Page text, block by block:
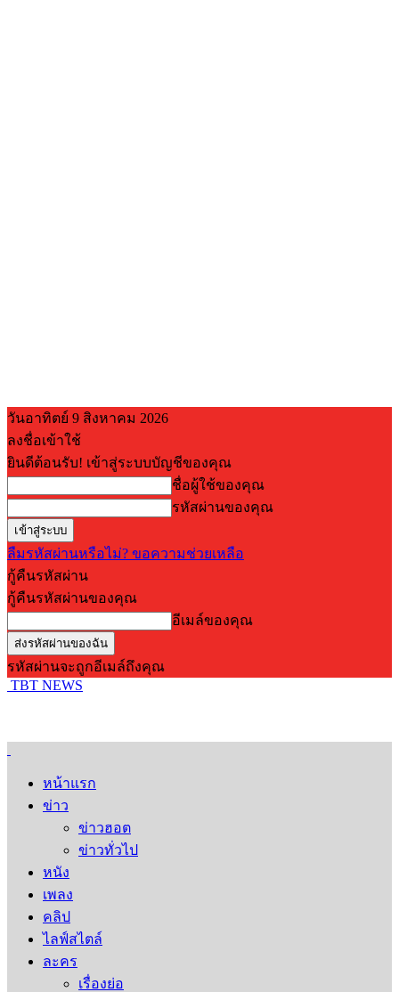
วันอาทิตย์ 9 สิงหาคม 2026
ลงชื่อเข้าใช้
ยินดีต้อนรับ! เข้าสู่ระบบบัญชีของคุณ
ชื่อผู้ใช้ของคุณ
รหัสผ่านของคุณ
ลืมรหัสผ่านหรือไม่? ขอความช่วยเหลือ
กู้คืนรหัสผ่าน
กู้คืนรหัสผ่านของคุณ
อีเมล์ของคุณ
รหัสผ่านจะถูกอีเมล์ถึงคุณ
TBT NEWS
หน้าแรก
ข่าว
ข่าวฮอต
ข่าวทั่วไป
หนัง
เพลง
คลิป
ไลฟ์สไตล์
ละคร
เรื่องย่อ